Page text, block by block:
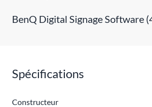
BenQ Digital Signage Software
Spécifications
Constructeur